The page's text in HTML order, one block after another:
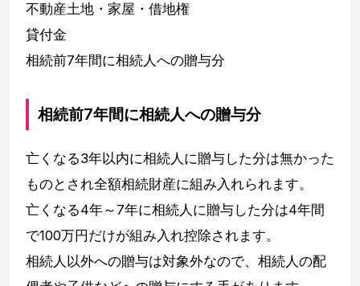
不動産土地・家屋・借地権
貸付金
相続前7年間に相続人への贈与分
相続前7年間に相続人への贈与分
亡くなる3年以内に相続人に贈与した分は無かった
ものとされ全額相続財産に組み入れられます。
亡くなる4年～7年に相続人に贈与した分は4年間
で100万円だけが組み入れ控除されます。
相続人以外への贈与は対象外なので、相続人の配